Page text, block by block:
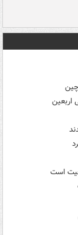
چین
اربعین
است